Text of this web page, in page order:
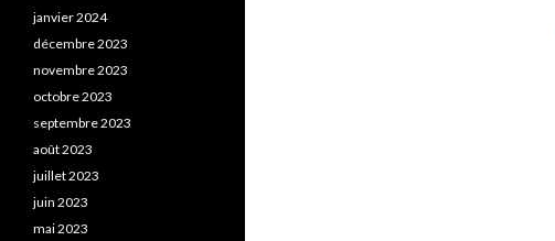
janvier 2024
décembre 2023
novembre 2023
octobre 2023
septembre 2023
août 2023
juillet 2023
juin 2023
mai 2023